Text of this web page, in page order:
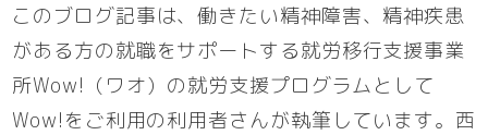
このブログ記事は、働きたい精神障害、精神疾患
がある方の就職をサポートする就労移行支援事業
所Wow!（ワオ）の就労支援プログラムとして
Wow!をご利用の利用者さんが執筆しています。西